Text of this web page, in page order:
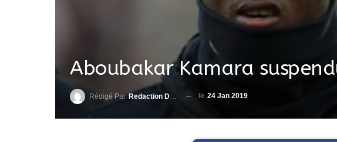
Aboubakar Kamara
Rédigé Par Redaction DjenaSport le 24 Jan 2019